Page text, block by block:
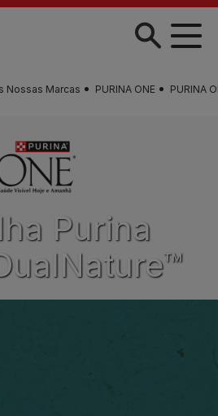
Nossas Marcas PURINA ONE PURINA
Purina